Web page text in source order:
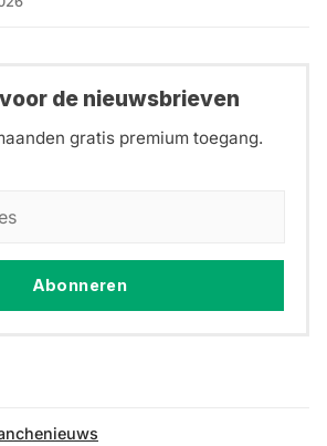
de nieuwsbrieven
gratis premium toegang.
Abonneren